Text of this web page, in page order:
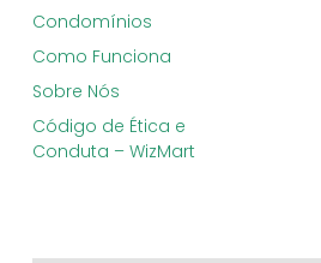
Condomínios
Como Funciona
Sobre Nós
Código de Ética e
Conduta – WizMart